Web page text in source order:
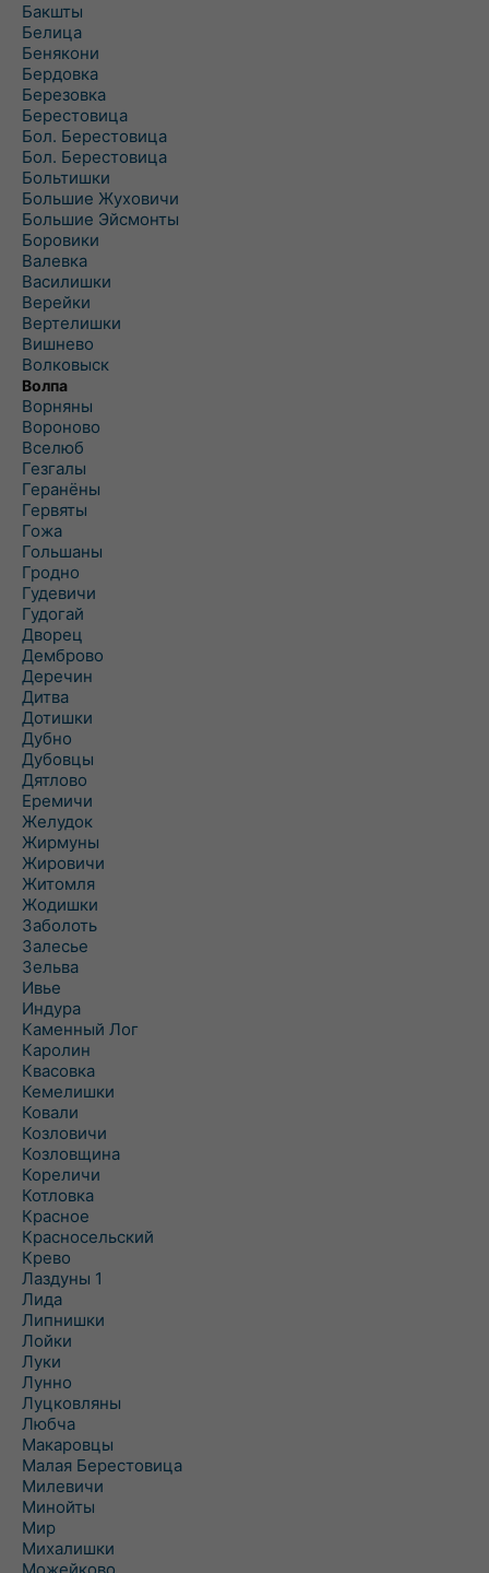
Бакшты
Белица
Бенякони
Бердовка
Березовка
Берестовица
Бол. Берестовица
Бол. Берестовица
Больтишки
Большие Жуховичи
Большие Эйсмонты
Боровики
Валевка
Василишки
Верейки
Вертелишки
Вишнево
Волковыск
Волпа
Ворняны
Вороново
Вселюб
Гезгалы
Геранёны
Гервяты
Гожа
Гольшаны
Гродно
Гудевичи
Гудогай
Дворец
Демброво
Деречин
Дитва
Дотишки
Дубно
Дубовцы
Дятлово
Еремичи
Желудок
Жирмуны
Жировичи
Житомля
Жодишки
Заболоть
Залесье
Зельва
Ивье
Индура
Каменный Лог
Каролин
Квасовка
Кемелишки
Ковали
Козловичи
Козловщина
Кореличи
Котловка
Красное
Красносельский
Крево
Лаздуны 1
Лида
Липнишки
Лойки
Луки
Лунно
Луцковляны
Любча
Макаровцы
Малая Берестовица
Милевичи
Минойты
Мир
Михалишки